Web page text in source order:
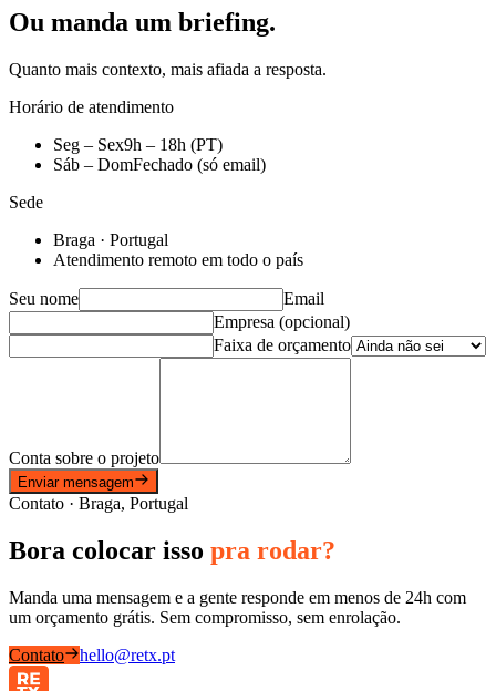
Ou manda um briefing.
Quanto mais contexto, mais afiada a resposta.
Horário de atendimento
Seg – Sex9h – 18h (PT)
Sáb – DomFechado (só email)
Sede
Braga · Portugal
Atendimento remoto em todo o país
Seu nome
Email
Empresa (opcional)
Faixa de orçamento
Conta sobre o projeto
Enviar mensagem
Contato · Braga, Portugal
Bora colocar isso pra rodar?
Manda uma mensagem e a gente responde em menos de 24h com
um orçamento grátis. Sem compromisso, sem enrolação.
Contato
hello@retx.pt